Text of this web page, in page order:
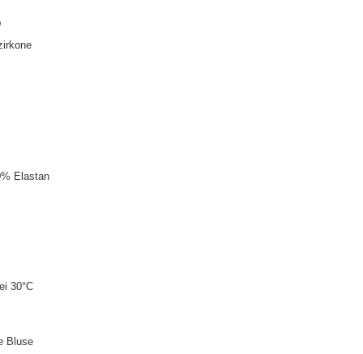
Elastan
30°C
Bluse